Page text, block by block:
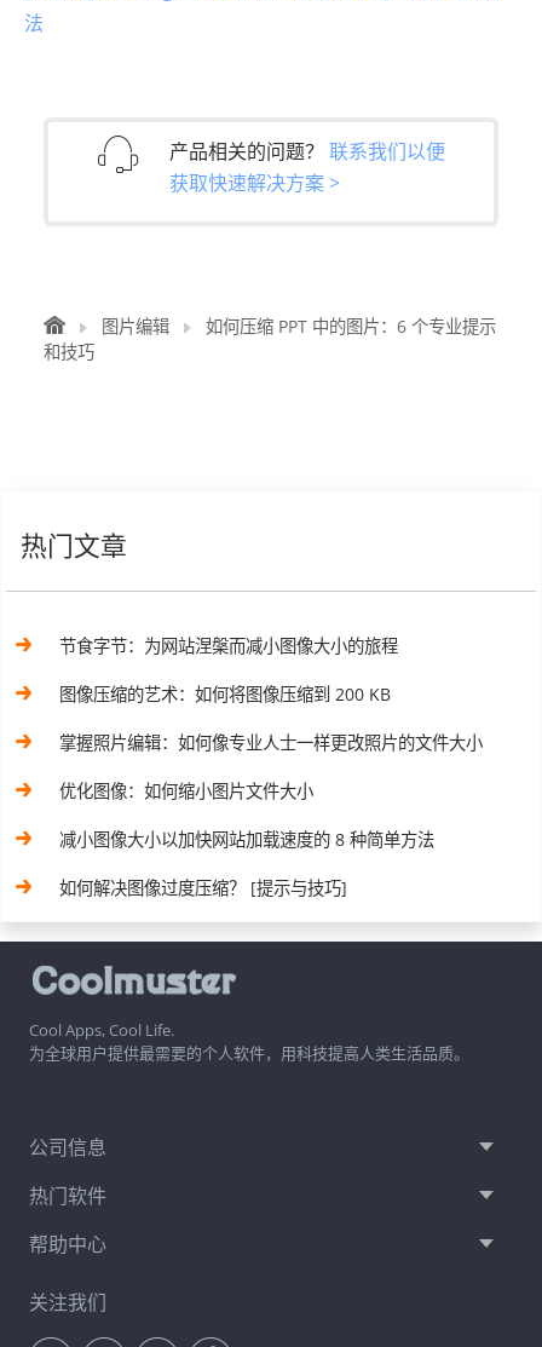
法
产品相关的问题？ 联系我们以便
获取快速解决方案 >
图片编辑
如何压缩 PPT 中的图片：6 个专业提示
和技巧
热门文章
节食字节：为网站涅槃而减小图像大小的旅程
图像压缩的艺术：如何将图像压缩到 200 KB
掌握照片编辑：如何像专业人士一样更改照片的文件大小
优化图像：如何缩小图片文件大小
减小图像大小以加快网站加载速度的 8 种简单方法
如何解决图像过度压缩？ [提示与技巧]
Cool Apps, Cool Life.
为全球用户提供最需要的个人软件，用科技提高人类生活品质。
公司信息
热门软件
帮助中心
关注我们